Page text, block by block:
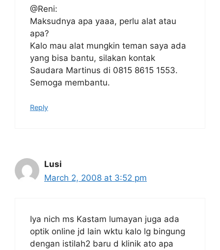
@Reni:
Maksudnya apa yaaa, perlu alat atau
apa?
Kalo mau alat mungkin teman saya ada
yang bisa bantu, silakan kontak
Saudara Martinus di 0815 8615 1553.
Semoga membantu.
Reply
Lusi
March 2, 2008 at 3:52 pm
Iya nich ms Kastam lumayan juga ada
optik online jd lain wktu kalo lg bingung
dengan istilah2 baru d klinik ato apa